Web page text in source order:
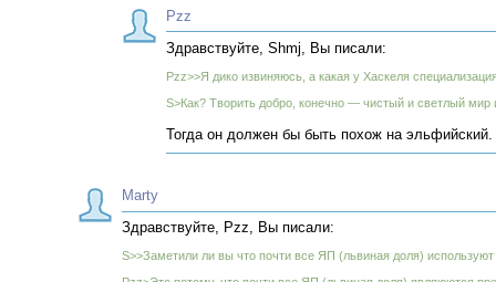
Pzz
Здравствуйте, Shmj, Вы писали:
Pzz>>Я дико извиняюсь, а какая у Хаскеля
S>Как? Творить добро, конечно — чистый и светлый мир
Тогда он должен бы быть похож на
Marty
Здравствуйте, Pzz, Вы писали:
S>>Заметили ли вы что почти все ЯП (львиная доля)